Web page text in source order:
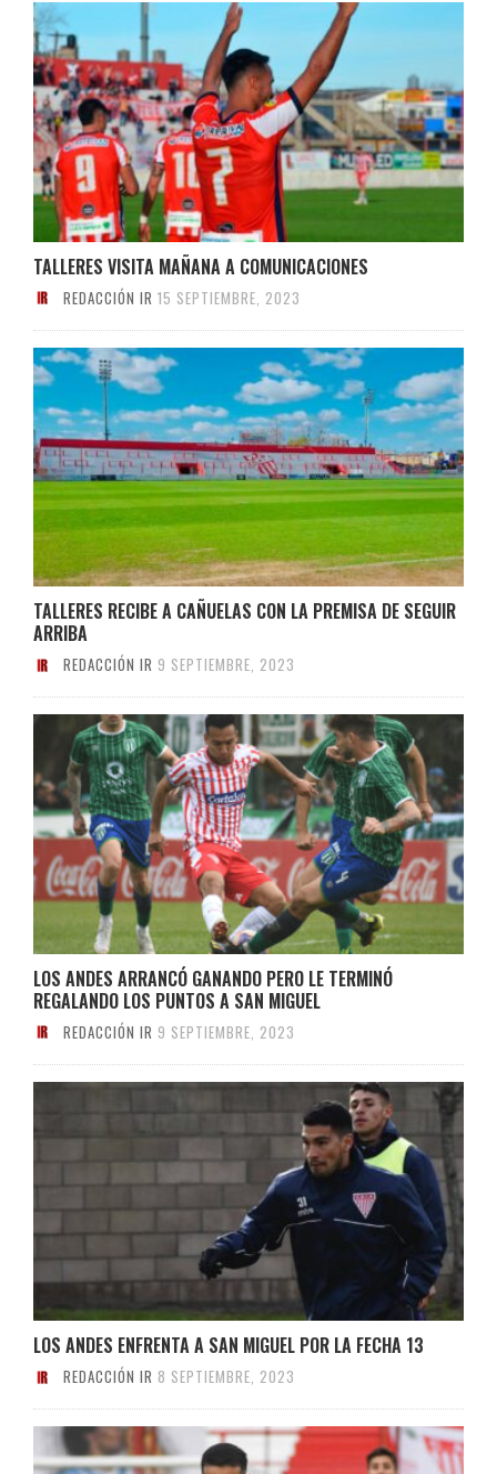
TALLERES VISITA MAÑANA A COMUNICACIONES
REDACCIÓN IR 15 SEPTIEMBRE, 2023
TALLERES RECIBE A CAÑUELAS CON LA PREMISA DE SEGUIR
ARRIBA
REDACCIÓN IR 9 SEPTIEMBRE, 2023
LOS ANDES ARRANCÓ GANANDO PERO LE TERMINÓ
REGALANDO LOS PUNTOS A SAN MIGUEL
REDACCIÓN IR 9 SEPTIEMBRE, 2023
LOS ANDES ENFRENTA A SAN MIGUEL POR LA FECHA 13
REDACCIÓN IR 8 SEPTIEMBRE, 2023